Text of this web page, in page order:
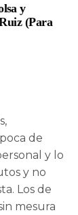
y
(Para
de
y lo
y no
Los de
mesura